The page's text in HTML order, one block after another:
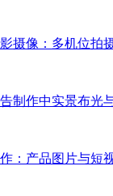
摄像：多机位拍
制作中实景布光
：产品图片与短